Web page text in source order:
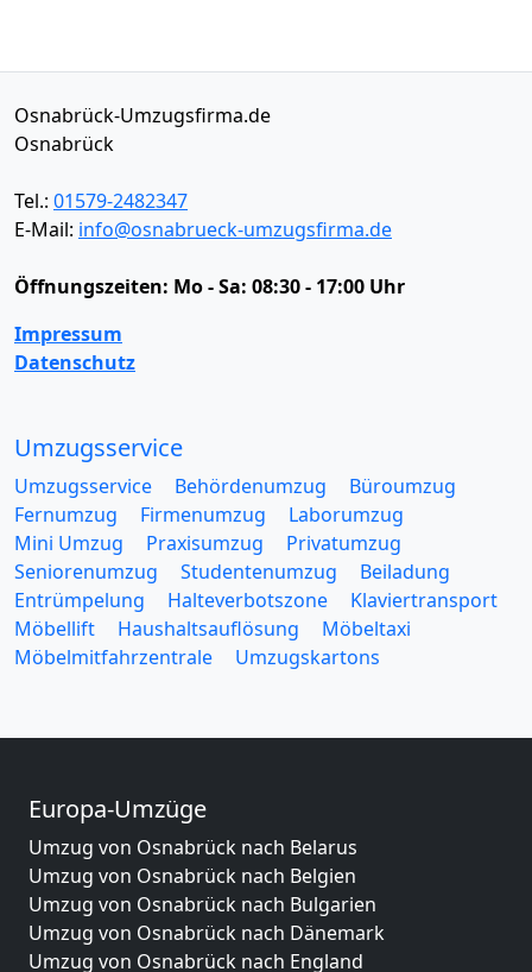
Osnabrück-Umzugsfirma.de
Osnabrück
Tel.: 01579-2482347
E-Mail: info@osnabrueck-umzugsfirma.de
Öffnungszeiten: Mo - Sa: 08:30 - 17:00 Uhr
Impressum
Datenschutz
Umzugsservice
Umzugsservice Behördenumzug
Büroumzug
Fernumzug
Firmenumzug
Laborumzug
Mini Umzug
Praxisumzug
Privatumzug
Seniorenumzug
Studentenumzug
Beiladung
Entrümpelung
Halteverbotszone
Klaviertransport
Möbellift
Haushaltsauflösung
Möbeltaxi
Möbelmitfahrzentrale
Umzugskartons
Europa-Umzüge
Umzug von Osnabrück nach Belarus
Umzug von Osnabrück nach Belgien
Umzug von Osnabrück nach Bulgarien
Umzug von Osnabrück nach Dänemark
Umzug von Osnabrück nach England